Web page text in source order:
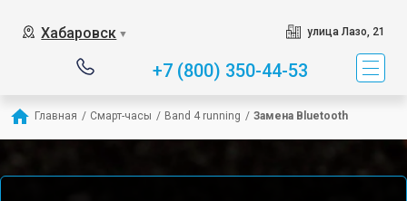
Хабаровск ▼ улица Лазо, 21
+7 (800) 350-44-53
Главная / Смарт-часы / Band 4 running / Замена Bluetooth